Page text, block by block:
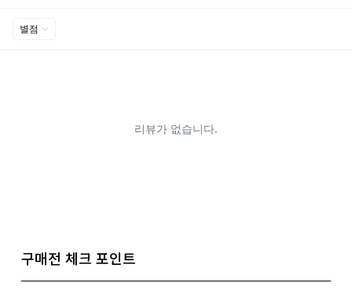
구매전 체크 포인트